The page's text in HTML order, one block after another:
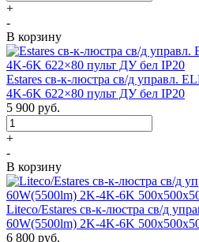
+
-
В корзину
Estares св-к-люстра св/д управл.
4K-6K 622×80 пульт ДУ бел IP20
5 900 руб.
+
-
В корзину
Liteco/Estares св-к-люстра св/д
60W(5500lm) 2K-4K-6K
6 800 руб.